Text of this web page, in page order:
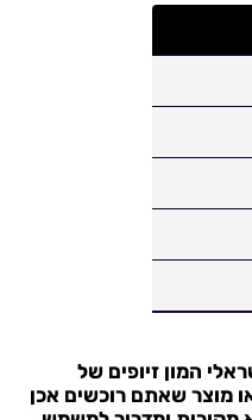
המון זיופים של
מוצר שאתם רוכשים אכן